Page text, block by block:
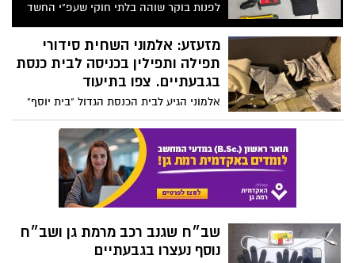
לפנות בוקר שוהה בלתי חוקי שעפ"י החשד
פרץ לרכב ברמת גן ותפסו ברשותו כלי פריצה
מזעזע: אלמוני השחית סידורי
תפילה ותפילין בכניסה לבית כנסת
בגבעתיים. צפו בתיעוד
אלמוני הגיע לבית הכנסת הגדול "בית יוסף"
והשחית תפילין, סידורי תפילה וטליתות.
המשטרה חוקרת
שב״ח שגנב רכב מרמת גן ושב״ח
נוסף נעצרו בגבעתיים